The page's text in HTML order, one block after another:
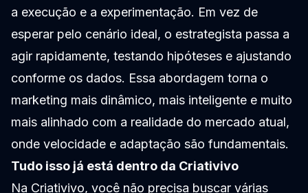
a execução e a experimentação. Em vez de
esperar pelo cenário ideal, o estrategista passa a
agir rapidamente, testando hipóteses e ajustando
conforme os dados. Essa abordagem torna o
marketing mais dinâmico, mais inteligente e muito
mais alinhado com a realidade do mercado atual,
onde velocidade e adaptação são fundamentais.
Tudo isso já está dentro da Criativivo
Na Criativivo, você não precisa buscar várias